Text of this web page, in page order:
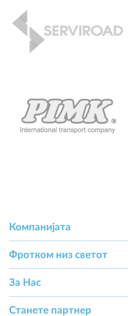
Компанијата
Фротком низ светот
За Hас
Станете партнер